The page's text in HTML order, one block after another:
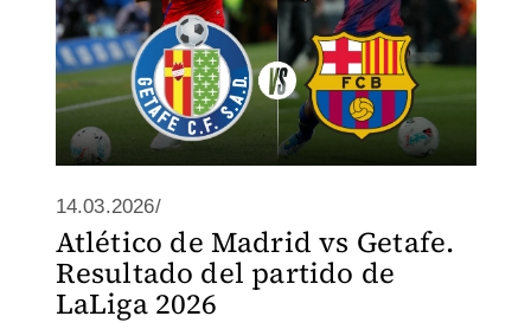
14.03.2026/
Atlético de Madrid vs Getafe.
Resultado del partido de
LaLiga 2026